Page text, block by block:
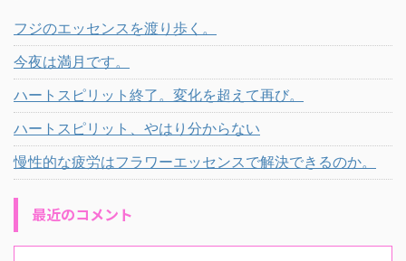
フジのエッセンスを渡り歩く。
今夜は満月です。
ハートスピリット終了。変化を超えて再び。
ハートスピリット、やはり分からない
慢性的な疲労はフラワーエッセンスで解決できるのか。
最近のコメント